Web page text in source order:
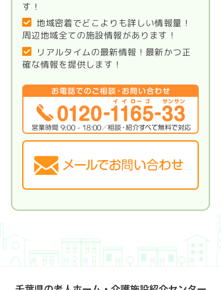
す！
地域密着でどこよりも詳しい情報量！
周辺地域全ての施設情報があります！
リアルタイムの最新情報！最新かつ正
確な情報を提供します！